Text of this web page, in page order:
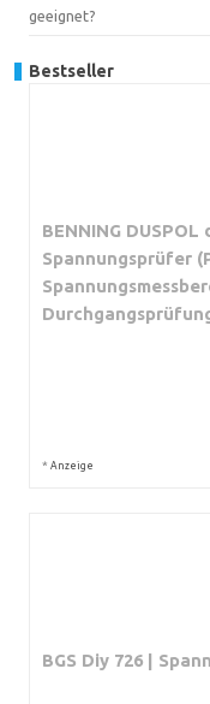
geeignet?
Bestseller
BENNING
Spannungsprüfer
* Anzeige
BGS Diy 726 |